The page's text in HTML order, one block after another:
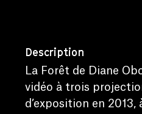
Description
La Forêt de Diane
vidéo à trois
d’exposition en 2013,